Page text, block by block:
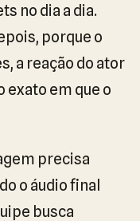
no dia a dia.
porque o
a reação do ator
exato em que o
precisa
o áudio final
busca